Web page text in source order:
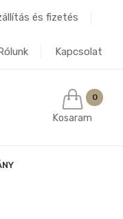
és fizetés
Kapcsolat
0
Kosaram